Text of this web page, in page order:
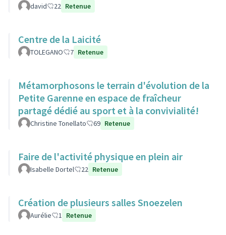
david 22 Retenue
Centre de la Laicité
TOLEGANO 7 Retenue
Métamorphosons le terrain d'évolution de la
Petite Garenne en espace de fraîcheur
partagé dédié au sport et à la convivialité!
Christine Tonellato 69 Retenue
Faire de l'activité physique en plein air
Isabelle Dortel 22 Retenue
Création de plusieurs salles Snoezelen
Aurélie 1 Retenue